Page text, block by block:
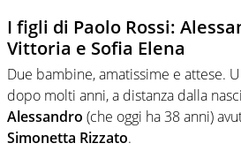
I figli di Paolo Rossi:
Vittoria e Sofia Elena
Due bambine, amatissime e attese.
dopo molti anni, a distanza dalla
Alessandro (che oggi ha 38 anni)
Simonetta Rizzato.